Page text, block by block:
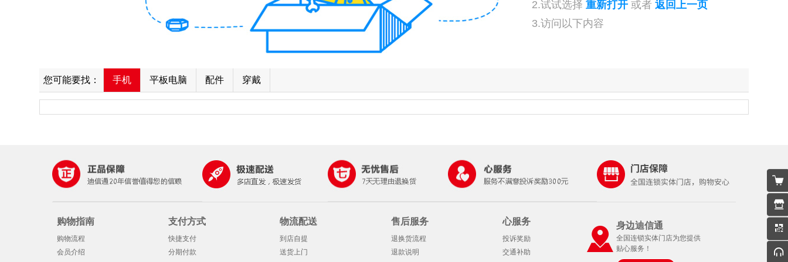
2.试试选择 重新打开 或者 返回上一页
3.访问以下内容
您可能要找： 手机 平板电脑 配件 穿戴
购物指南
购物流程
会员介绍
支付方式
快捷支付
分期付款
物流配送
到店自提
送货上门
售后服务
退换货流程
退款说明
心服务
投诉奖励
交通补助
身边迪信通
全国连锁实体门店为您提供
贴心服务！